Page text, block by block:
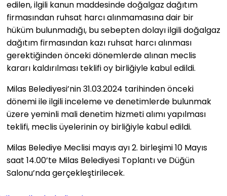
edilen, ilgili kanun maddesinde doğalgaz dağıtım
firmasından ruhsat harcı alınmamasına dair bir
hüküm bulunmadığı, bu sebepten dolayı ilgili doğalgaz
dağıtım firmasından kazı ruhsat harcı alınması
gerektiğinden önceki dönemlerde alınan meclis
kararı kaldırılması teklifi oy birliğiyle kabul edildi.
Milas Belediyesi’nin 31.03.2024 tarihinden önceki
dönemi ile ilgili inceleme ve denetimlerde bulunmak
üzere yeminli mali denetim hizmeti alımı yapılması
teklifi, meclis üyelerinin oy birliğiyle kabul edildi.
Milas Belediye Meclisi mayıs ayı 2. birleşimi 10 Mayıs
saat 14.00’te Milas Belediyesi Toplantı ve Düğün
Salonu’nda gerçekleştirilecek.